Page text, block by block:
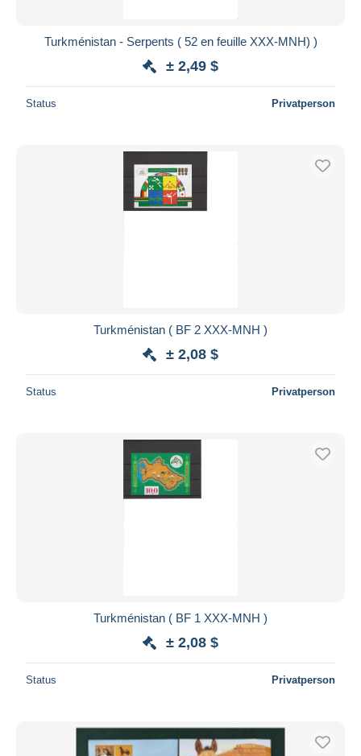
Turkménistan - Serpents ( 52 en feuille XXX-MNH) )
± 2,49 $
Status Privatperson
Turkménistan ( BF 2 XXX-MNH )
± 2,08 $
Status Privatperson
Turkménistan ( BF 1 XXX-MNH )
± 2,08 $
Status Privatperson